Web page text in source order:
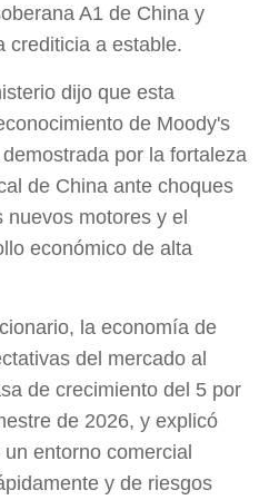
A1 de China y
crediticia a estable.
dijo que esta
de Moody's
por la fortaleza
de China ante choques
motores y el
económico de alta
la economía de
del mercado al
de crecimiento del 5 por
de 2026, y explicó
entorno comercial
y de riesgos